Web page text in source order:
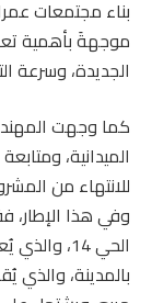
بناء مجتمعات
موجهةَ بأهمية
الجديدة، وسرعة
كما وجهت
الميدانية،
للانتهاء من
وفي هذا الإطار،
الحي 14،